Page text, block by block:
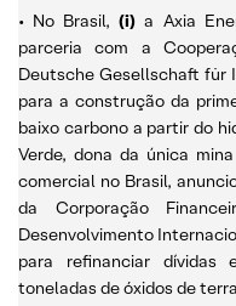
• No Brasil,(i)a Axia
parceria com a
Deutsche Gesellschaft für
para a construção da
baixo carbono a partir do
Verde, dona da única
comercial no Brasil,
da Corporação
Desenvolvimento
para refinanciar dívidas
toneladas de óxidos de